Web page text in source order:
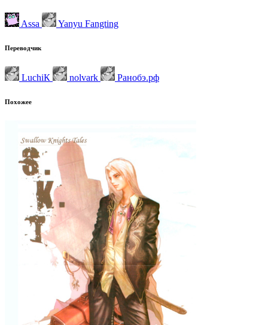
Assa Yanyu Fangting
Переводчик
LuchiК nolvark Ранобэ.рф
Похожее